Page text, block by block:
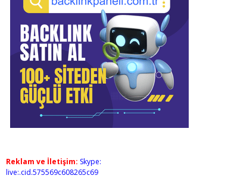
Reklam ve İletişim: Skype:
live:.cid.575569c608265c69